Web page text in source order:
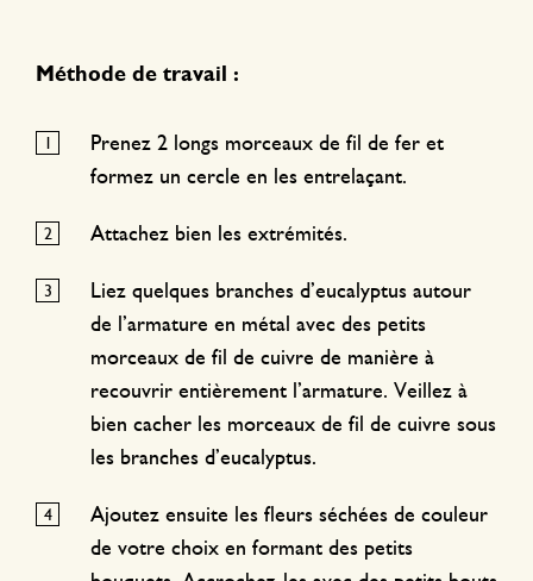
Méthode de travail :
Prenez 2 longs morceaux de fil de fer et
formez un cercle en les entrelaçant.
Attachez bien les extrémités.
Liez quelques branches d’eucalyptus autour
de l’armature en métal avec des petits
morceaux de fil de cuivre de manière à
recouvrir entièrement l’armature. Veillez à
bien cacher les morceaux de fil de cuivre sous
les branches d’eucalyptus.
Ajoutez ensuite les fleurs séchées de couleur
de votre choix en formant des petits